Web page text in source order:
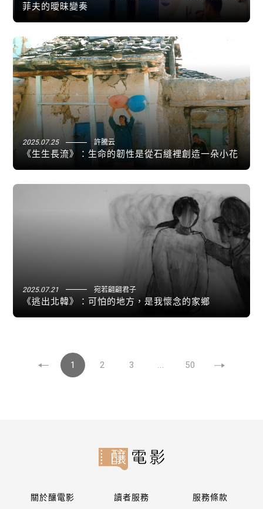
菲夫的曖昧變奏
2025.07.25 許騰云
《生生長流》：生命的韌性是從石縫裡創造一朵小花
2025.07.21 宛若翩翩君子
《逃出北韓》：可怕的地方，是我懷念的家鄉
1 2 3 ... 50
關於釀電影 讀者服務 服務條款